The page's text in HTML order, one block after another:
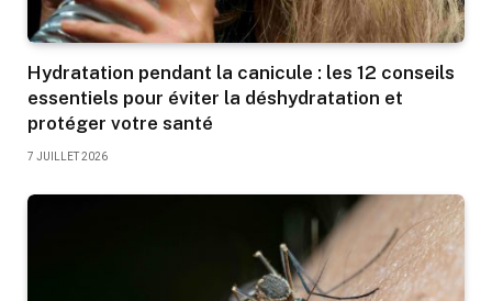
Hydratation pendant la canicule : les 12 conseils
essentiels pour éviter la déshydratation et
protéger votre santé
7 JUILLET 2026